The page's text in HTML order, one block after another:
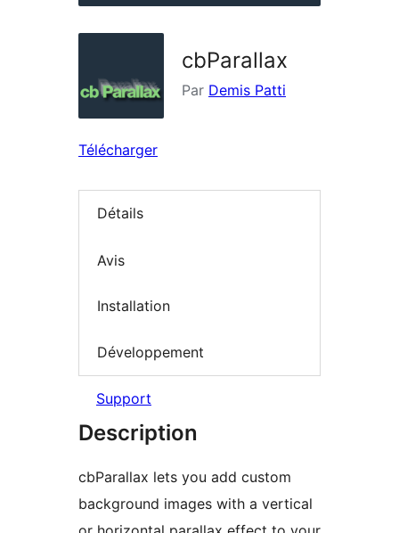
cbParallax
Par Demis Patti
Télécharger
Détails
Avis
Installation
Développement
Support
Description
cbParallax lets you add custom
background images with a vertical